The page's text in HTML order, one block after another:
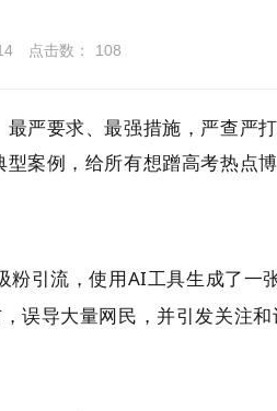
点击数： 108
严要求、最强措施，严查严
案例，给所有想蹭高考热点博
引流，使用AI工具生成了一
误导大量网民，并引发关注